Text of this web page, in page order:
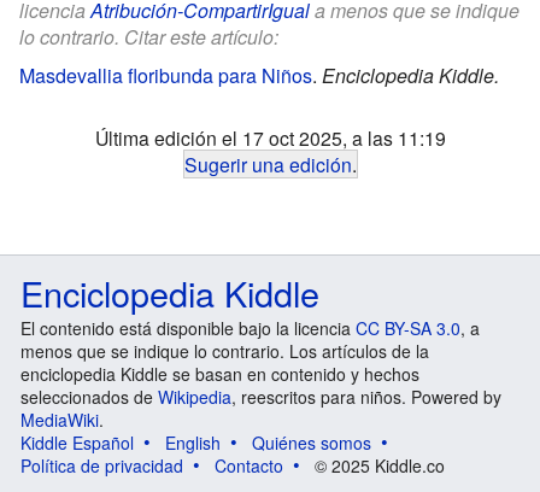
licenciaAtribución-CompartirIguala menos que se indique
lo contrario. Citar este artículo:
Masdevallia floribunda para Niños. Enciclopedia Kiddle.
Última edición el 17 oct 2025, a las 11:19
Sugerir una edición.
Enciclopedia Kiddle
El contenido está disponible bajo la licencia CC BY-SA 3.0, a
menos que se indique lo contrario. Los artículos de la
enciclopedia Kiddle se basan en contenido y hechos
seleccionados de Wikipedia, reescritos para niños. Powered by
MediaWiki.
Kiddle Español
English
Quiénes somos
Política de privacidad
Contacto © 2025 Kiddle.co